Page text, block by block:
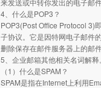
来发送或中转你发出的电子邮
4、什么是POP3？
POP3(Post Office Protocol 3)
子协议。它是因特网电子邮件
删除保存在邮件服务器上的邮
5、企业邮箱其他相关名词解释
（1）什么是SPAM？
SPAM是指在Internet上利用